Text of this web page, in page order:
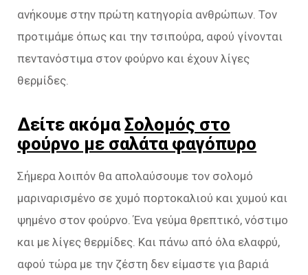
ανήκουμε στην πρώτη κατηγορία ανθρώπων. Τον
προτιμάμε όπως και την τσιπούρα, αφού γίνονται
πεντανόστιμα στον φούρνο και έχουν λίγες
θερμίδες.
Δείτε ακόμαΣολομός στο
φούρνο με σαλάτα φαγόπυρο
Σήμερα λοιπόν θα απολαύσουμε τον σολομό
μαριναρισμένο σε χυμό πορτοκαλιού και χυμού και
ψημένο στον φούρνο. Ένα γεύμα θρεπτικό, νόστιμο
και με λίγες θερμίδες. Και πάνω από όλα ελαφρύ,
αφού τώρα με την ζέστη δεν είμαστε για βαριά